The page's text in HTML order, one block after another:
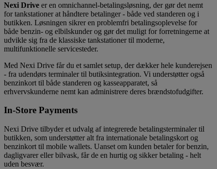
Nexi Drive er en omnichannel-betalingsløsning, der gør det nemt
for tankstationer at håndtere betalinger - både ved standeren og i
butikken. Løsningen sikrer en problemfri betalingsoplevelse for
både benzin- og elbilskunder og gør det muligt for forretningerne at
udvikle sig fra de klassiske tankstationer til moderne,
multifunktionelle servicesteder.
Med Nexi Drive får du et samlet setup, der dækker hele kunderejsen
- fra udendørs terminaler til butiksintegration. Vi understøtter også
benzinkort til både standeren og kasseapparatet, så
erhvervskunderne nemt kan administrere deres brændstofudgifter.
In-Store Payments
Nexi Drive tilbyder et udvalg af integrerede betalingsterminaler til
butikken, som understøtter alt fra internationale betalingskort og
benzinkort til mobile wallets. Uanset om kunden betaler for benzin,
dagligvarer eller bilvask, får de en hurtig og sikker betaling - helt
uden besvær.